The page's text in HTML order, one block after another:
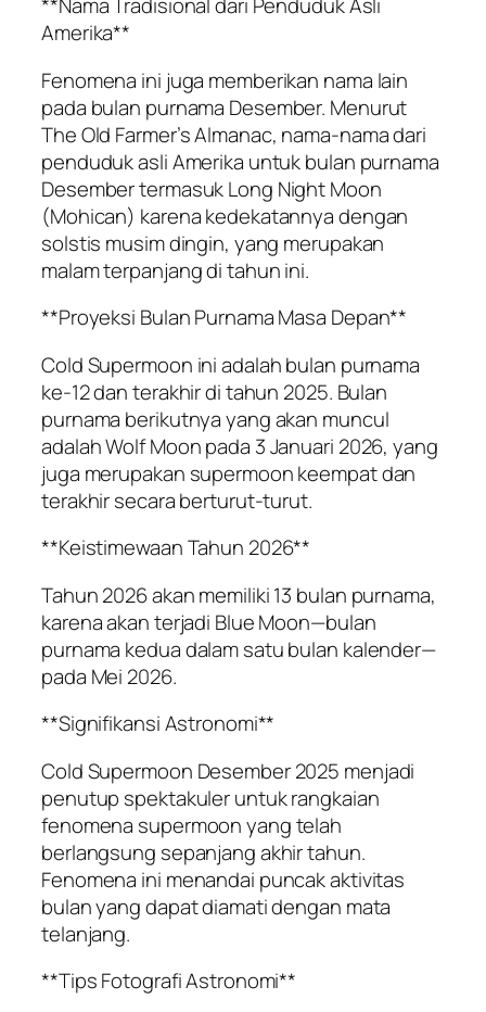
Amerika**
Fenomena ini juga memberikan nama lain
pada bulan purnama Desember. Menurut
The Old Farmer’s Almanac, nama-nama dari
penduduk asli Amerika untuk bulan purnama
Desember termasuk Long Night Moon
(Mohican) karena kedekatannya dengan
solstis musim dingin, yang merupakan
malam terpanjang di tahun ini.
**Proyeksi Bulan Purnama Masa Depan**
Cold Supermoon ini adalah bulan purnama
ke-12 dan terakhir di tahun 2025. Bulan
purnama berikutnya yang akan muncul
adalah Wolf Moon pada 3 Januari 2026, yang
juga merupakan supermoon keempat dan
terakhir secara berturut-turut.
**Keistimewaan Tahun 2026**
Tahun 2026 akan memiliki 13 bulan purnama,
karena akan terjadi Blue Moon—bulan
purnama kedua dalam satu bulan kalender—
pada Mei 2026.
**Signifikansi Astronomi**
Cold Supermoon Desember 2025 menjadi
penutup spektakuler untuk rangkaian
fenomena supermoon yang telah
berlangsung sepanjang akhir tahun.
Fenomena ini menandai puncak aktivitas
bulan yang dapat diamati dengan mata
telanjang.
**Tips Fotografi Astronomi**